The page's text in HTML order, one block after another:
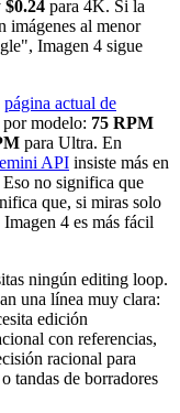
$0.24 para 4K. Si la
imágenes al menor
Imagen 4 sigue
página actual de
modelo: 75 RPM
para Ultra. En
API insiste más en
no significa que
que, si miras solo
4 es más fácil
ningún editing loop.
una línea muy clara:
edición
con referencias,
racional para
tandas de borradores